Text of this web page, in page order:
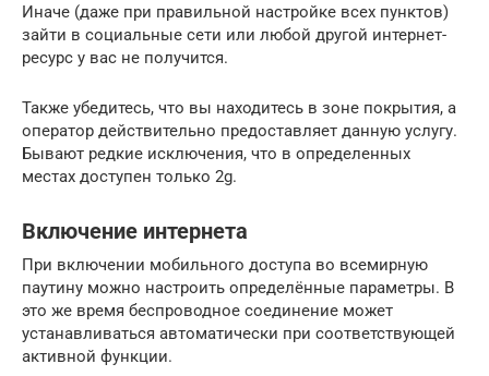
Иначе (даже при правильной настройке всех пунктов)
зайти в социальные сети или любой другой интернет-
ресурс у вас не получится.
Также убедитесь, что вы находитесь в зоне покрытия, а
оператор действительно предоставляет данную услугу.
Бывают редкие исключения, что в определенных
местах доступен только 2g.
Включение интернета
При включении мобильного доступа во всемирную
паутину можно настроить определённые параметры. В
это же время беспроводное соединение может
устанавливаться автоматически при соответствующей
активной функции.